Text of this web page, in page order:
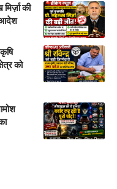
की
आदेश
को